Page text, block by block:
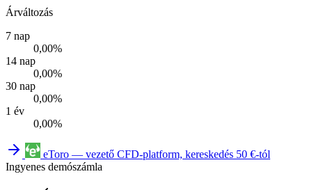
Árváltozás
7 nap
0,00%
14 nap
0,00%
30 nap
0,00%
1 év
0,00%
eToro — vezető CFD-platform, kereskedés 50 €-tól
Ingyenes demószámla